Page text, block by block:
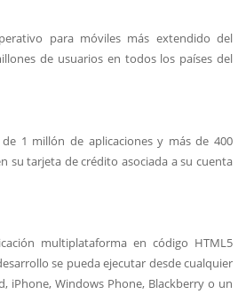
para móviles más extendido del
de usuarios en todos los países del
1 millón de aplicaciones y más de 400
su tarjeta de crédito asociada a su cuenta
multiplataforma en código HTML5
se pueda ejecutar desde cualquier
iPhone, Windows Phone, Blackberry o un